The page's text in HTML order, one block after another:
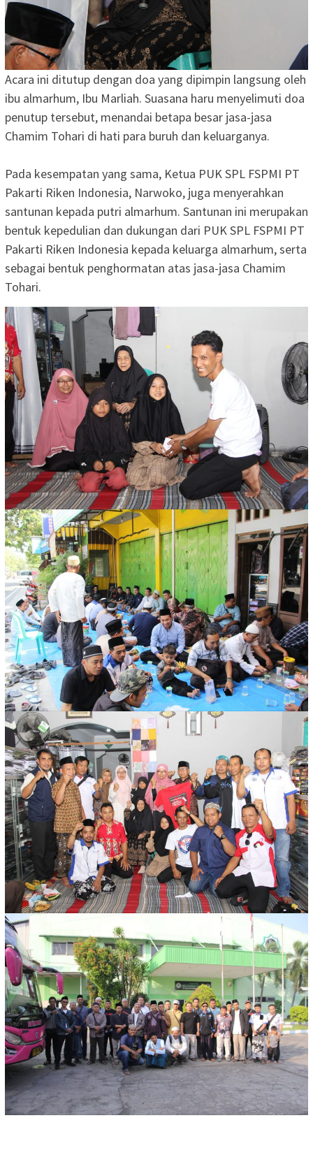
Acara ini ditutup dengan doa yang dipimpin langsung oleh
ibu almarhum, Ibu Marliah. Suasana haru menyelimuti doa
penutup tersebut, menandai betapa besar jasa-jasa
Chamim Tohari di hati para buruh dan keluarganya.
Pada kesempatan yang sama, Ketua PUK SPL FSPMI PT
Pakarti Riken Indonesia, Narwoko, juga menyerahkan
santunan kepada putri almarhum. Santunan ini merupakan
bentuk kepedulian dan dukungan dari PUK SPL FSPMI PT
Pakarti Riken Indonesia kepada keluarga almarhum, serta
sebagai bentuk penghormatan atas jasa-jasa Chamim
Tohari.